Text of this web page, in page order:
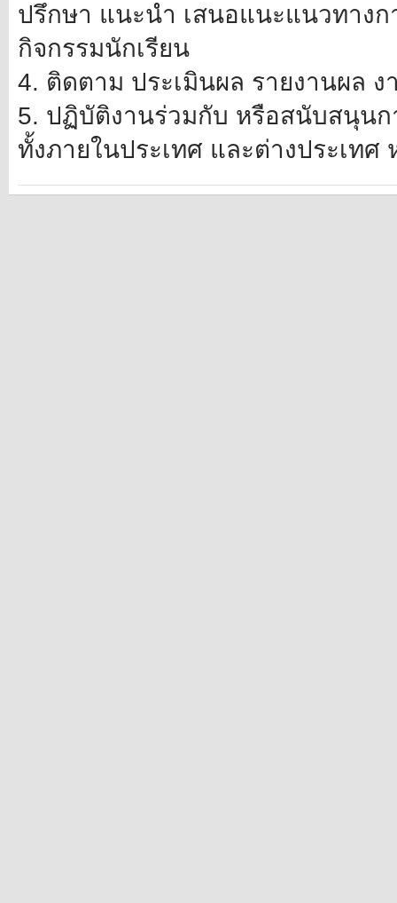
ปรึกษา แนะนำ เสนอแนะแนวทาง
กิจกรรมนักเรียน
4. ติดตาม ประเมินผล รายงานผล
5. ปฏิบัติงานร่วมกับ หรือสนับสนุน
ทั้งภายในประเทศ และต่างประเท